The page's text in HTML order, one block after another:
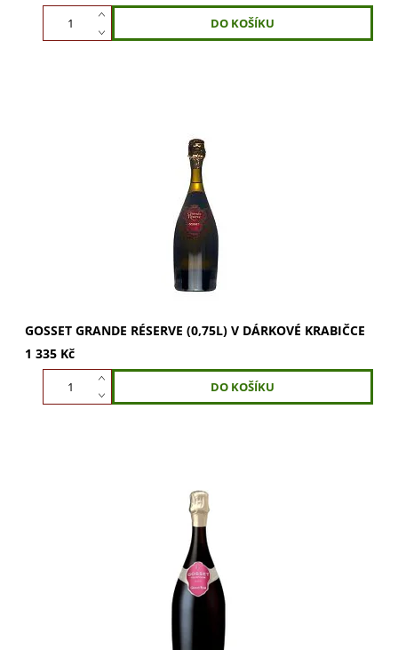
GOSSET Grande Réserve (0,75l) v dárkové krabičce. Směs
Chardonnay, Pinot Noir a Meunier. Vůně svěžest, ovoce,
citronový koláč, žluté ovoce, švestky...
GOSSET GRANDE RÉSERVE (0,75L) V DÁRKOVÉ KRABIČCE
1 335 Kč
GOSSET Grand Rosé (0,75l) v dárkové krabičce. Směs
Chardonnay a Pinot Noir s vůní lesního ovoce. Vychutnejte
si svěží chuť s ovocným závěrem....